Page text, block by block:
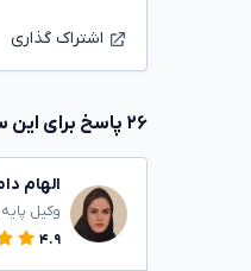
اشتراک گذاری
۲۶ پاسخ برای این سوال ثبت شده
الهام
وکیل
۴.۹